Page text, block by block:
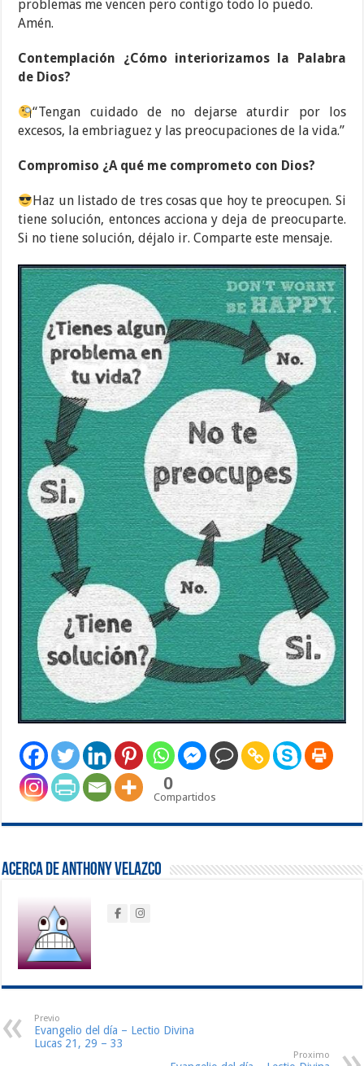
problemas me vencen pero contigo todo lo puedo.
Amén.
Contemplación ¿Cómo interiorizamos la Palabra
de Dios?
“Tengan cuidado de no dejarse aturdir por los
excesos, la embriaguez y las preocupaciones de la vida.”
Compromiso ¿A qué me comprometo con Dios?
Haz un listado de tres cosas que hoy te preocupen. Si
tiene solución, entonces acciona y deja de preocuparte.
Si no tiene solución, déjalo ir. Comparte este mensaje.
0
Compartidos
Acerca de Anthony Velazco
Previo
Evangelio del día – Lectio Divina
Lucas 21, 29 – 33
Proximo